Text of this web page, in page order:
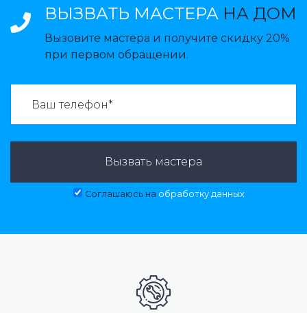
ВЫЗВАТЬ МАСТЕРА НА ДОМ
Вызовите мастера и получите скидку 20%
при первом обращении.
Вызвать мастера
Соглашаюсь на обработку данных